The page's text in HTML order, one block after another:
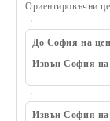
Ориентировъчни
До София на
Извън София на
Извън София на